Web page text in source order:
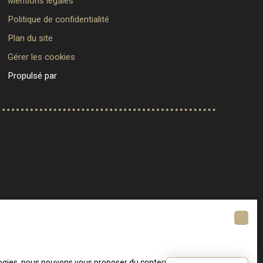
Politique de confidentialité
Plan du site
Gérer les cookies
Propulsé par